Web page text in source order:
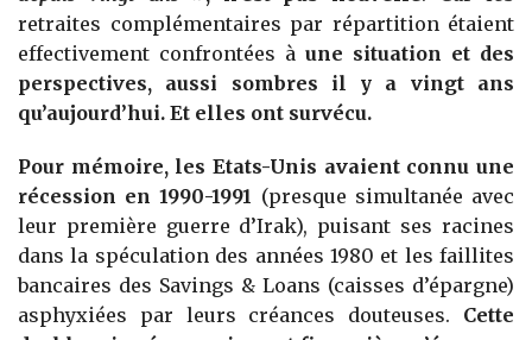
retraites complémentaires par répartition étaient
effectivement confrontées à une situation et des
perspectives, aussi sombres il y a vingt ans
qu’aujourd’hui. Et elles ont survécu.
Pour mémoire, les Etats-Unis avaient connu une
récession en 1990-1991 (presque simultanée avec
leur première guerre d’Irak), puisant ses racines
dans la spéculation des années 1980 et les faillites
bancaires des Savings & Loans (caisses d’épargne)
asphyxiées par leurs créances douteuses. Cette